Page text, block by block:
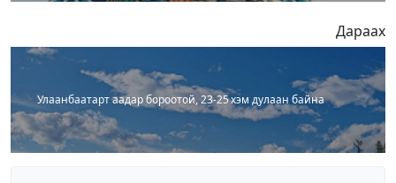
Дараах
Улаанбаатарт аадар бороотой, 23-25 хэм дулаан байна